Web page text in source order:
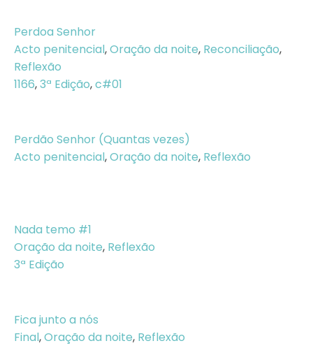
Perdoa Senhor
Acto penitencial,Oração da noite, Reconciliação,
Reflexão
1166,3ª Edição,c#01
Perdão Senhor (Quantas vezes)
Acto penitencial,Oração da noite, Reflexão
Nada temo #1
Oração da noite, Reflexão
3ª Edição
Fica junto a nós
Final,Oração da noite, Reflexão